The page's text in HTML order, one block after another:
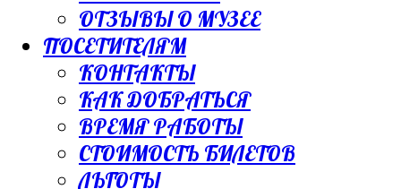
ОТЗЫВЫ О МУЗЕЕ
ПОСЕТИТЕЛЯМ
КОНТАКТЫ
КАК ДОБРАТЬСЯ
ВРЕМЯ РАБОТЫ
СТОИМОСТЬ БИЛЕТОВ
ЛЬГОТЫ